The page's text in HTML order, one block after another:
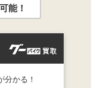
能！
分かる！